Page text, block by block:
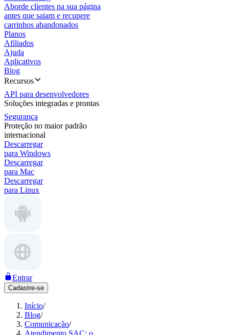
Aborde clientes na sua página
antes que saiam e recupere
carrinhos abandonados
Planos
Afiliados
Ajuda
Aplicativos
Blog
Recursos
API para desenvolvedores
Soluções integradas e prontas
Segurança
Proteção no maior padrão
internacional
Descarregar
para Windows
Descarregar
para Mac
Descarregar
para Linux
Entrar
Cadastre-se
Início/
Blog/
Comunicação/
Atendimento SAC: o ..